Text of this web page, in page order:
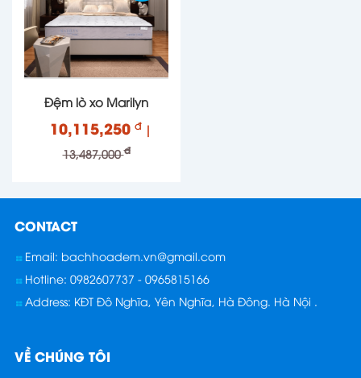
Đệm lò xo Marilyn
10,115,250 đ |
13,487,000đ
CONTACT
Email: bachhoadem.vn@gmail.com
Hotline: 0982607737 - 0965815166
Address: KĐT Đô Nghĩa, Yên Nghĩa, Hà Đông. Hà Nội .
VỀ CHÚNG TÔI